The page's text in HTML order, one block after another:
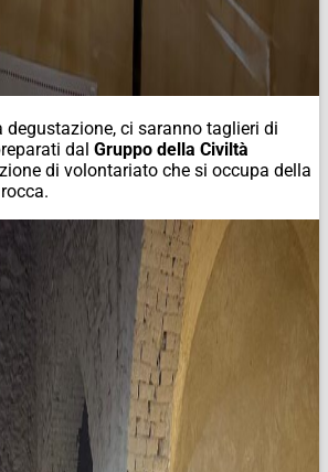
degustazione, ci saranno taglieri di
dal Gruppo della Civiltà
di volontariato che si occupa della